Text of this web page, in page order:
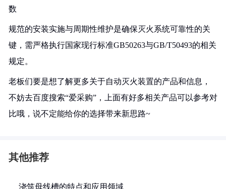
数
规范的安装实施与周期性维护是确保灭火系统可靠性的关
键，需严格执行国家现行标准GB50263与GB/T50493的相关
规定。
老板们要是想了解更多关于自动灭火装置的产品和信息，
不妨去百度搜索“爱采购”，上面有好多相关产品可以参考对
比哦，说不定能给你的选择带来新思路~
其他推荐
浇筑母线槽的特点和应用领域